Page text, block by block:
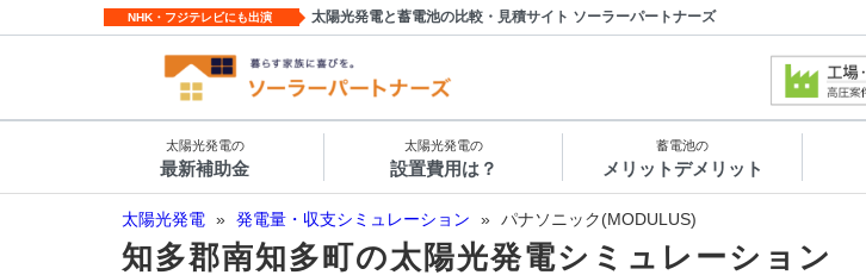
NHK・フジテレビにも出演 太陽光発電と蓄電池の比較・見積サイト ソーラーパートナーズ
太陽光発電の
最新補助金
太陽光発電の
設置費用は？
蓄電池の
メリットデメリット
太陽光発電 » 発電量・収支シミュレーション » パナソニック(MODULUS)
知多郡南知多町の太陽光発電シミュレーション